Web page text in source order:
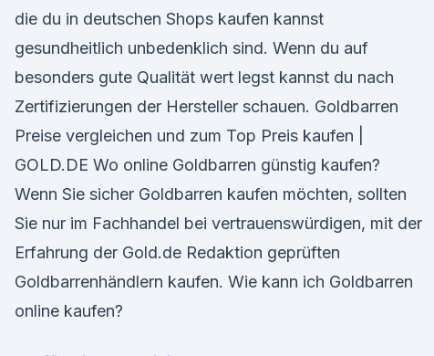
die du in deutschen Shops kaufen kannst
gesundheitlich unbedenklich sind. Wenn du auf
besonders gute Qualität wert legst kannst du nach
Zertifizierungen der Hersteller schauen. Goldbarren
Preise vergleichen und zum Top Preis kaufen |
GOLD.DE Wo online Goldbarren günstig kaufen?
Wenn Sie sicher Goldbarren kaufen möchten, sollten
Sie nur im Fachhandel bei vertrauenswürdigen, mit der
Erfahrung der Gold.de Redaktion geprüften
Goldbarrenhändlern kaufen. Wie kann ich Goldbarren
online kaufen?